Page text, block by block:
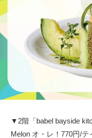
▼2階「babel bayside
Melon オ・レ！770円/テ